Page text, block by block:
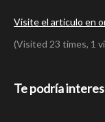
Visite el articulo en
(Visited 23 times, 1
Te podría